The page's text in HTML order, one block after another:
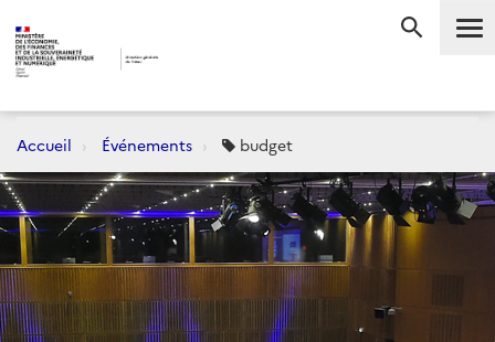
Accueil Événements budget